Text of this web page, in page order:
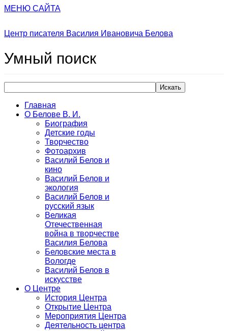
МЕНЮ САЙТА
Центр писателя Василия Ивановича Белова
Умный поиск
Искать
Главная
О Белове В. И.
Биография
Детские годы
Творчество
Фотоархив
Василий Белов и
кино
Василий Белов и
экология
Василий Белов и
русский язык
Великая
Отечественная
война в творчестве
Василия Белова
Беловские места в
Вологде
Василий Белов в
искусстве
О Центре
История Центра
Открытие Центра
Мероприятия Центра
Деятельность центра